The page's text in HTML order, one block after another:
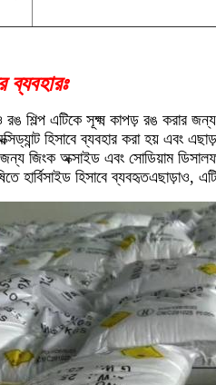
ব্যবহারঃ
শিল্প এটিকে সূক্ষ্ম কাপড় রঙ করার জন্য
হিসাবে ব্যবহার করা হয় এবং
জিংক অক্সাইড এবং সোডিয়াম
হার্বিসাইড হিসাবে ব্যবহৃতএছাড়াও,